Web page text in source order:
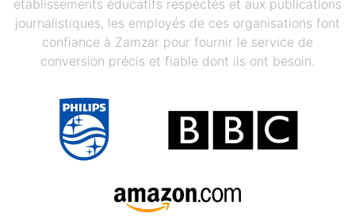
établissements éducatifs respectés et aux publications
journalistiques, les employés de ces organisations font
confiance à Zamzar pour fournir le service de
conversion précis et fiable dont ils ont besoin.